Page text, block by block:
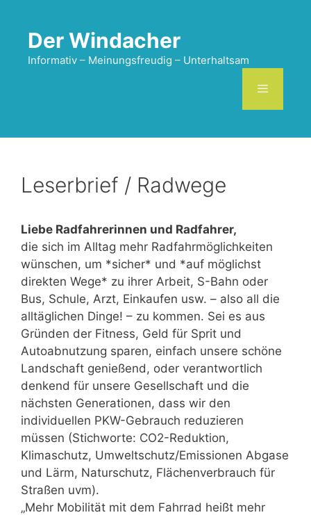
springenDer Windacher
Informativ – Meinungsfreudig – Unterhaltsam
Leserbrief / Radwege
Liebe Radfahrerinnen und Radfahrer,
die sich im Alltag mehr Radfahrmöglichkeiten
wünschen, um *sicher* und *auf möglichst
direkten Wege* zu ihrer Arbeit, S-Bahn oder
Bus, Schule, Arzt, Einkaufen usw. – also all die
alltäglichen Dinge! – zu kommen. Sei es aus
Gründen der Fitness, Geld für Sprit und
Autoabnutzung sparen, einfach unsere schöne
Landschaft genießend, oder verantwortlich
denkend für unsere Gesellschaft und die
nächsten Generationen, dass wir den
individuellen PKW-Gebrauch reduzieren
müssen (Stichworte: CO2-Reduktion,
Klimaschutz, Umweltschutz/Emissionen Abgase
und Lärm, Naturschutz, Flächenverbrauch für
Straßen uvm).
„Mehr Mobilität mit dem Fahrrad heißt mehr